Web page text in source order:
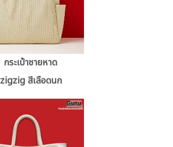
กระเป๋าชายหาด
zigzig สีเลือดนก